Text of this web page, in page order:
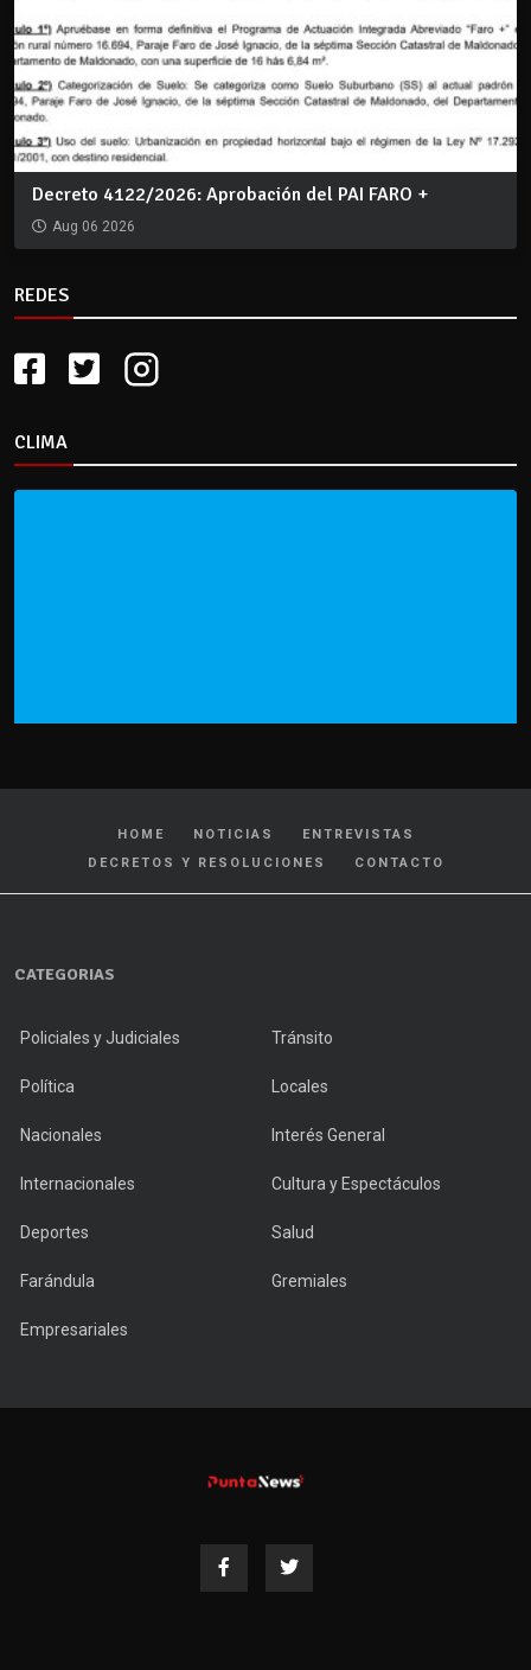
Decreto 4122/2026: Aprobación del PAI FARO +
Aug 06 2026
REDES
CLIMA
HOME NOTICIAS
ENTREVISTAS
DECRETOS Y RESOLUCIONES
CONTACTO
CATEGORIAS
Policiales y Judiciales Tránsito
Política Locales
Nacionales Interés General
Internacionales Cultura y Espectáculos
Deportes Salud
Farándula Gremiales
Empresariales